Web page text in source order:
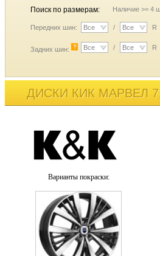
Поиск по размерам: Наличие >= 4
Передних шин: Все / Все R
Задних шин: ? Все / Все R
ДИСКИ КИК МАРВЕЛ
Варианты покраски: